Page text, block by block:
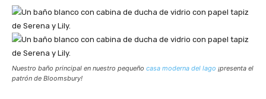
Nuestro baño principal en nuestro pequeño casa moderna del lago ¡presenta el
patrón de Bloomsbury!